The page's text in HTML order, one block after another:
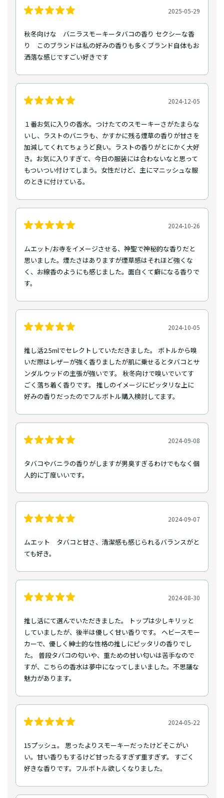
2025-05-29
秋冬向けな バニラスモーキータバコの香り セクシーな香
り このブランドは私の好みの香りも多くブランド自体もお
洒落な感じですごい好きです
2024-12-05
１番お気に入りの香水。つけたてのスモーキーさがたまらな
いし、ラストのバニラも、かすかに残る煙草の香りが甘さを
加減してくれてちょうど良い。ラストの香りがとにかく大好
き。お気に入りすぎて、今日の服装には合わないなと思って
もついつい付けてしまう。女性だけど、主にマニッシュな服
のときに付けている。
2024-10-26
ムエット/お寺をイメージさせる、神聖で神秘的な香りだと
思いました。煙たさはありますが煙草感はそれほど強くな
く、お線香のようにも感じました。面白くて癖になる香りで
す。
2024-10-05
推し活2.5mlでセレクトしていただきました。 ボトルから嗅
いだ際はレザーが強く香りましたが肌に乗せるとタバコとサ
ンダルウッドの主張が強いです。 秋冬向けで嗅いでいてす
ごく落ち着く香りです。 推しのイメージにピッタリな上に
好みの香りだったのでフルボトル購入検討してます。
2024-09-08
タバコやバニラの香りがしますが男臭すぎるわけでもなく個
人的に丁度いいです。
2024-09-07
ムエット タバコと甘さ、清潔感も感じられるバランスがと
ても好き。
2024-08-30
推し活にて選んでいただきました。 トップは少しキリッと
していましたが、後半は優しく甘い香りです。 ヘビースモー
カーで、優しく紳士的な性格の推しにピッタリの香りでし
た。 普段タバコの匂いや、重ための甘い匂いは苦手なので
すが、こちらの香水は夢中になってしまいました。不思議な
魅力があります。
2024-05-22
15プッシュ。 思ったよりスモーキーだったけどそこがい
い。甘い香りもするけど甘ったるすぎず重すぎず。 すごく
好きな香りです。フルボトル欲しくなりました。